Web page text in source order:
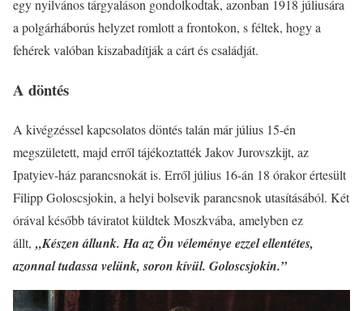
egy nyilvános tárgyaláson gondolkodtak, azonban 1918 júliusára
a polgárháborús helyzet romlott a frontokon, s féltek, hogy a
fehérek valóban kiszabadítják a cárt és családját.
A döntés
A kivégzéssel kapcsolatos döntés talán már július 15-én
megszületett, majd erről tájékoztatték Jakov Jurovszkijt, az
Ipatyiev-ház parancsnokát is. Erről július 16-án 18 órakor értesült
Filipp Goloscsjokin, a helyi bolsevik parancsnok utasításából. Két
órával később táviratot küldtek Moszkvába, amelyben ez
állt, „Készen állunk. Ha az Ön véleménye ezzel ellentétes,
azonnal tudassa velünk, soron kívül. Goloscsjokin.”